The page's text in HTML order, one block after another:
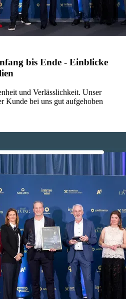
bis Ende - Einblicke
und Verlässlichkeit. Unser
Kunde bei uns gut aufgehoben